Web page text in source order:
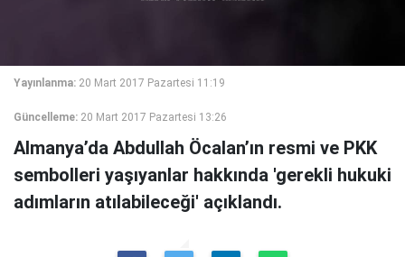
Yayınlanma: 20 Mart 2017 Pazartesi 11:19
Güncelleme: 20 Mart 2017 Pazartesi 13:26
Almanya’da Abdullah Öcalan’ın resmi ve PKK
sembolleri yaşıyanlar hakkında 'gerekli hukuki
adımların atılabileceği' açıklandı.